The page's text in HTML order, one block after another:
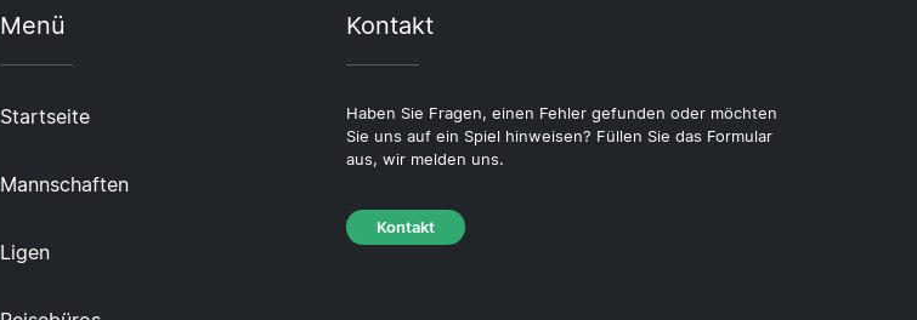
Menü
Startseite
Mannschaften
Ligen
Kontakt
Haben Sie Fragen, einen Fehler gefunden oder möchten
Sie uns auf ein Spiel hinweisen? Füllen Sie das Formular
aus, wir melden uns.
Kontakt